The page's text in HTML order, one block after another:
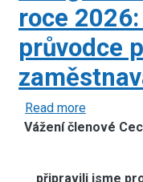
roce
průvodce
Read more
Školení:
Vážení členové
připravili jsme